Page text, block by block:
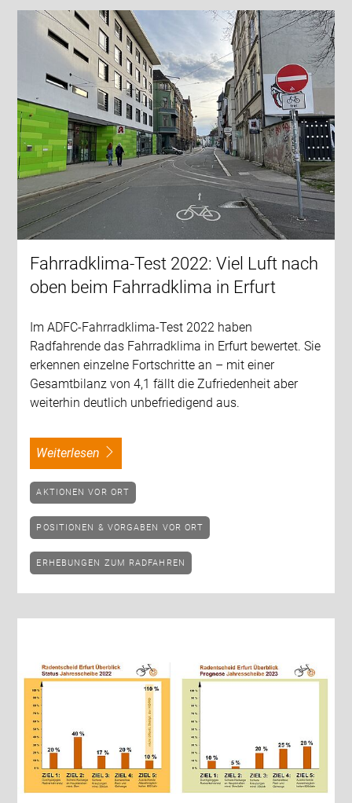
Fahrradklima-Test 2022: Viel Luft nach
oben beim Fahrradklima in Erfurt
Im ADFC-Fahrradklima-Test 2022 haben
Radfahrende das Fahrradklima in Erfurt bewertet. Sie
erkennen einzelne Fortschritte an – mit einer
Gesamtbilanz von 4,1 fällt die Zufriedenheit aber
weiterhin deutlich unbefriedigend aus.
weiterlesen
AKTIONEN VOR ORT
POSITIONEN & VORGABEN VOR ORT
ERHEBUNGEN ZUM RADFAHREN